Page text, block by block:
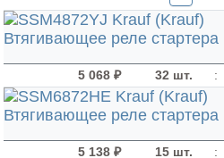
5 068 ₽
32 шт. :
5 138 ₽
15 шт. :